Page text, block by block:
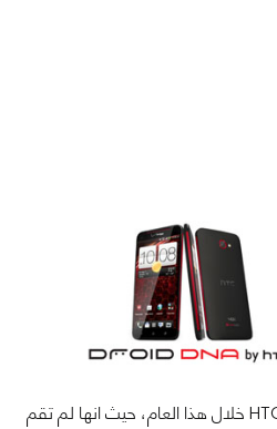
خلال هذا العام، حيث انها لم تقم